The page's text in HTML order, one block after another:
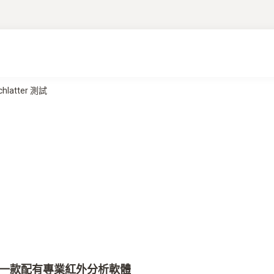
測試
款配有專業紅外分析軟體